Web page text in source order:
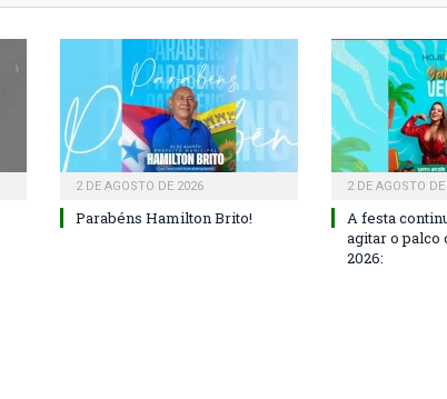
2 DE AGOSTO DE 2026
Parabéns Hamilton Brito!
2 DE AGOSTO
A festa
agitar o palco
2026: